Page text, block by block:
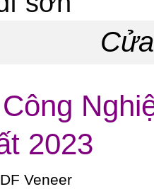
2023
Veneer